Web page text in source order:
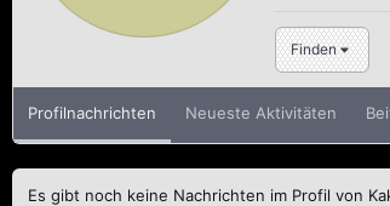
Finden
Profilnachrichten Neueste Aktivitäten
Es gibt noch keine Nachrichten im Profil von